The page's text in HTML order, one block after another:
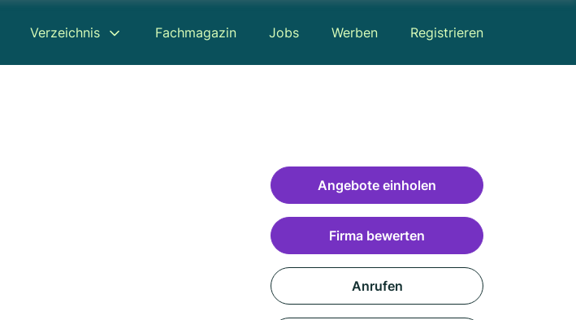
Verzeichnis Fachmagazin Jobs Werben Registrieren
Angebote einholen
Firma bewerten
Anrufen